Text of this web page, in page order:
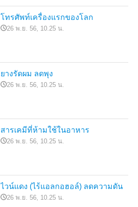
โทรศัพท์เครื่องแรกของโลก
26 พ.ย. 56, 10.25 น.
ยางรัดผม ลดพุง
26 พ.ย. 56, 10.25 น.
สารเคมีที่ห้ามใช้ในอาหาร
26 พ.ย. 56, 10.25 น.
ไวน์แดง (ไร้แอลกอฮอล์) ลดความดัน
26 พ.ย. 56, 10.25 น.